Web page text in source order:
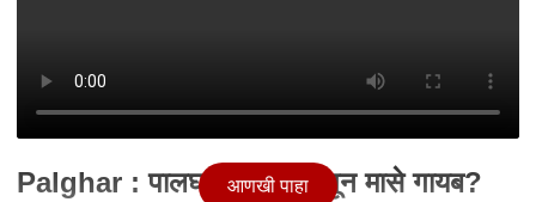
Palghar : पालघरच्या समुद्रातून मासे गायब?
आणखी पाहा